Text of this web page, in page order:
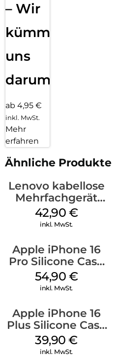
– Wir
kümmern
uns
darum!
ab 4,95 €
inkl. MwSt.
Mehr
erfahren
Ähnliche Produkte
Lenovo kabellose
Mehrfachgerät
Luna Grey
42,90 €
inkl. MwSt.
Apple iPhone 16
Pro Silicone Case
MagSafe Black
54,90 €
inkl. MwSt.
Apple iPhone 16
Plus Silicone Case
MagSafe Plum
39,90€
inkl. MwSt.